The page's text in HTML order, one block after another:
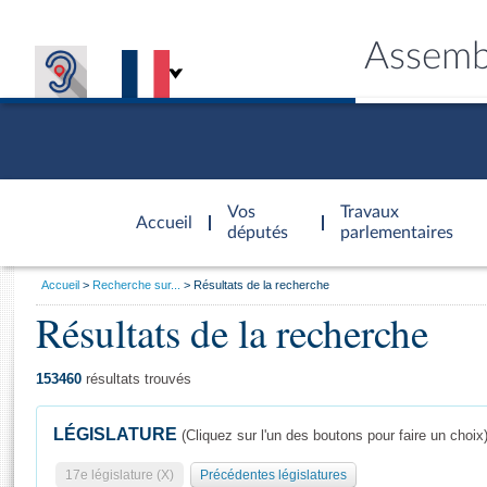
Accueil
d'accueil
Vos
députés
Travaux
parlementaires
Général
Vous
Accueil Recherche sur... Résultats de la recherche
Résultats de la recherche
153460 résultats trouvés
LÉGISLATURE (Cliquez sur l'un des boutons pour faire un choix)
17e législature (X) Précédentes législatures